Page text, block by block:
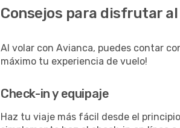
Consejos para disfrutar
Al volar con Avianca, puedes contar
máximo tu experiencia de vuelo!
Check-in y equipaje
Haz tu viaje más fácil desde el